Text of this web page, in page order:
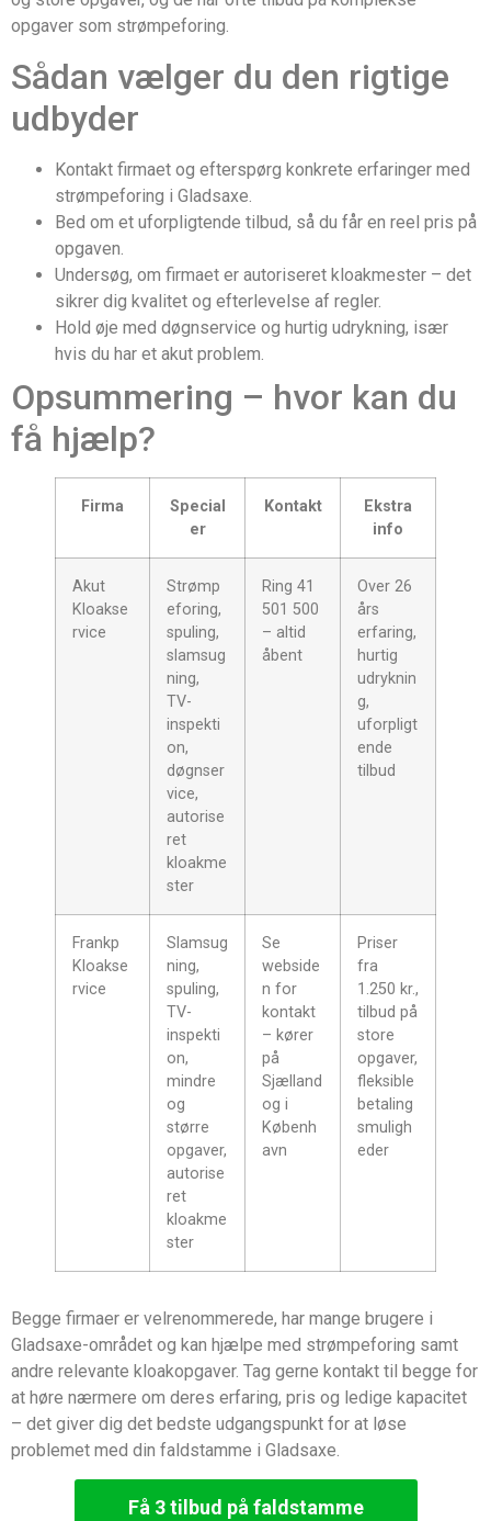
opgaver som strømpeforing.
Sådan vælger du den rigtige
udbyder
Kontakt firmaet og efterspørg konkrete erfaringer med
strømpeforing i Gladsaxe.
Bed om et uforpligtende tilbud, så du får en reel pris på
opgaven.
Undersøg, om firmaet er autoriseret kloakmester – det
sikrer dig kvalitet og efterlevelse af regler.
Hold øje med døgnservice og hurtig udrykning, især
hvis du har et akut problem.
Opsummering – hvor kan du
få hjælp?
Firma
Special
er
Kontakt
Ekstra
info
Akut
Kloakse
rvice
Strømp
eforing,
spuling,
slamsug
ning,
TV-
inspekti
on,
døgnser
vice,
autorise
ret
kloakme
ster
Ring 41
501 500
– altid
åbent
Over 26
års
erfaring,
hurtig
udryknin
g,
uforpligt
ende
tilbud
Frankp
Kloakse
rvice
Slamsug
ning,
spuling,
TV-
inspekti
on,
mindre
og
større
opgaver,
autorise
ret
kloakme
ster
Se
webside
n for
kontakt
– kører
på
Sjælland
og i
Københ
avn
Priser
fra
1.250 kr.,
tilbud på
store
opgaver,
fleksible
betaling
smuligh
eder
Begge firmaer er velrenommerede, har mange brugere i
Gladsaxe-området og kan hjælpe med strømpeforing samt
andre relevante kloakopgaver. Tag gerne kontakt til begge for
at høre nærmere om deres erfaring, pris og ledige kapacitet
– det giver dig det bedste udgangspunkt for at løse
problemet med din faldstamme i Gladsaxe.
Få 3 tilbud på faldstamme